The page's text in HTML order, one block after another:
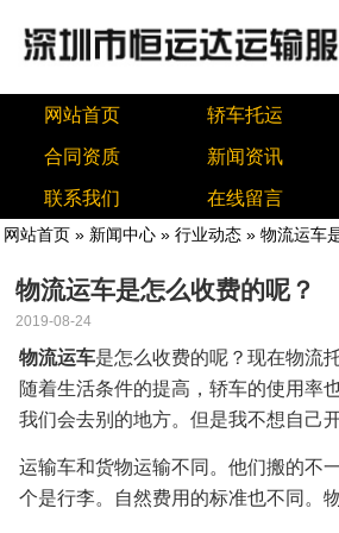
网站首页 轿车托运
合同资质 新闻资讯
联系我们 在线留言
网站首页 » 新闻中心 » 行业动态 » 物流运车
物流运车是怎么收费的呢？
2019-08-24
物流运车是怎么收费的呢？现在物流
随着生活条件的提高，轿车的使用率
我们会去别的地方。但是我不想自己开
运输车和货物运输不同。他们搬的不
个是行李。自然费用的标准也不同。